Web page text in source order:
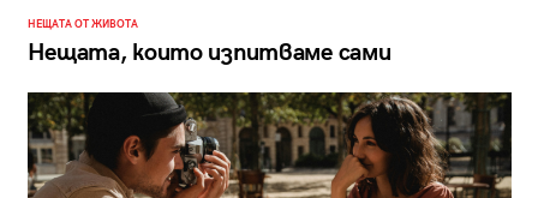
НЕЩАТА ОТ ЖИВОТА
Нещата, които изпитваме сами